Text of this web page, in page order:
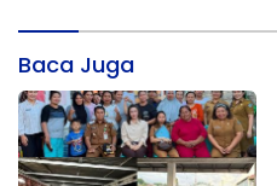
Baca Juga